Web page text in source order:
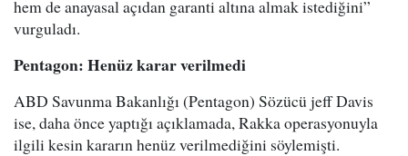
hem de anayasal açıdan garanti altına almak istediğini”
vurguladı.
Pentagon: Henüz karar verilmedi
ABD Savunma Bakanlığı (Pentagon) Sözücü jeff Davis
ise, daha önce yaptığı açıklamada, Rakka operasyonuyla
ilgili kesin kararın henüz verilmediğini söylemişti.